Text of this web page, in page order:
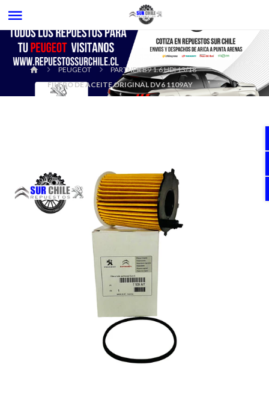
PEUGEOT
PARTNER B9 1.6 HDI 13/18
FILTRO DE ACEITE ORIGINAL DV6 1109AY